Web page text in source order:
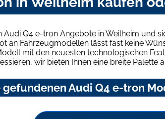
Audi Q4 e-tron Angebote in Weilheim und
an Fahrzeugmodellen lässt fast keine
mit den neuesten technologischen
wir bieten Ihnen eine breite Palette
gefundenen Audi Q4 e-tron